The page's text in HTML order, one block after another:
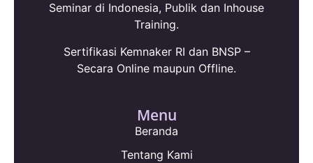
Seminar di Indonesia, Publik dan Inhouse
Training.
Sertifikasi Kemnaker RI dan BNSP –
Secara Online maupun Offline.
Menu
Beranda
Tentang Kami